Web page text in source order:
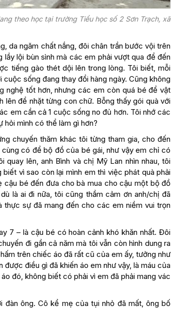
theo học tại trường Tiểu học số 2 Sơn Trạch, xã
da ngăm chất nắng, đôi chân trần bước vội trên
lội bùn sình mà các em phải vượt qua để đến
tiếng gào thét dội lên trong lòng. Tôi biết, mỗi
sống đang thay đổi hàng ngày. Cũng không
nghệ tốt hơn, nhưng các em còn quá bé để vật
lên để nhặt từng con chữ. Bỗng thấy gói quà với
em cần cả 1 cuộc sống no đủ hơn. Tôi nhớ các
hỏi mình có thể làm gì hơn?
chuyến thăm khác tôi từng tham gia, cho đến
có để bộ đồ của bé gái, như vậy em chỉ có
lên, anh Bình và chị Mỹ Lan nhìn nhau, tôi
vì sao còn lại mình em thì việc phát quà phải
cậu bé đến đưa cho bà mua cho cậu một bộ đồ
là ai đi nữa, tôi cũng thầm cảm ơn anh/chị đã
thực sự đã mang đến cho các em niềm vui trọn
7 – là cậu bé có hoàn cảnh khó khăn nhất. Đôi
đi gần cả năm mà tôi vẫn còn hình dung ra
trên chiếc áo đã rất cũ của em ấy, tưởng như
điều gì đã khiến áo em như vậy, là máu của
đó, không biết có phải vì em đã phải mang vác
ông. Cô kể mẹ của tụi nhỏ đã mất, ông bố